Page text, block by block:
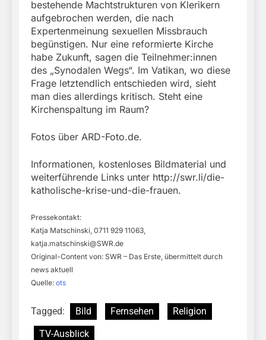
bestehende Machtstrukturen von Klerikern
aufgebrochen werden, die nach
Expertenmeinung sexuellen Missbrauch
begünstigen. Nur eine reformierte Kirche
habe Zukunft, sagen die Teilnehmer:innen
des „Synodalen Wegs“. Im Vatikan, wo diese
Frage letztendlich entschieden wird, sieht
man dies allerdings kritisch. Steht eine
Kirchenspaltung im Raum?
Fotos über ARD-Foto.de.
Informationen, kostenloses Bildmaterial und
weiterführende Links unter http://swr.li/die-
katholische-krise-und-die-frauen.
Pressekontakt:
Katja Matschinski, 0711 929 11063,
katja.matschinski@SWR.de
Original-Content von: SWR – Das Erste, übermittelt durch
news aktuell
Quelle: ots
Tagged: Bild Fernsehen
Religion
TV-Ausblick